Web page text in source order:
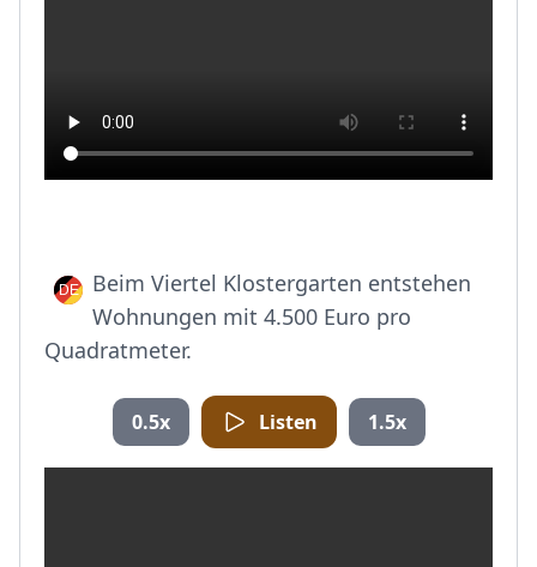
Beim Viertel Klostergarten entstehen
Wohnungen mit 4.500 Euro pro
Quadratmeter.
0.5x Listen 1.5x